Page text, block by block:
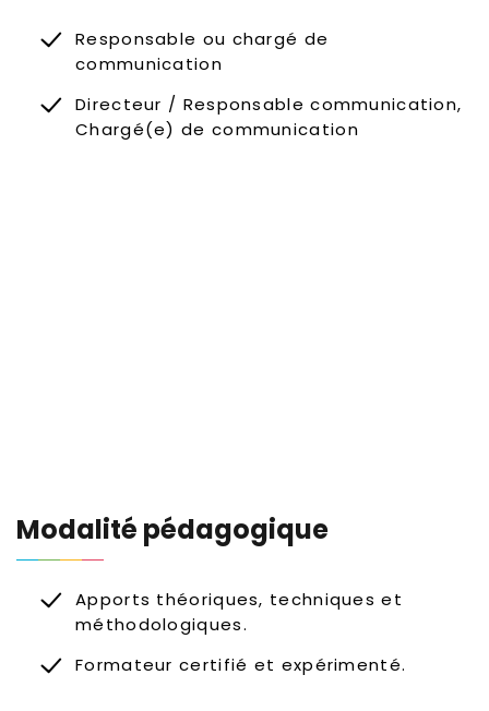
Responsable ou chargé de
communication
Directeur / Responsable communication,
Chargé(e) de communication
Modalité pédagogique
Apports théoriques, techniques et
méthodologiques.
Formateur certifié et expérimenté.